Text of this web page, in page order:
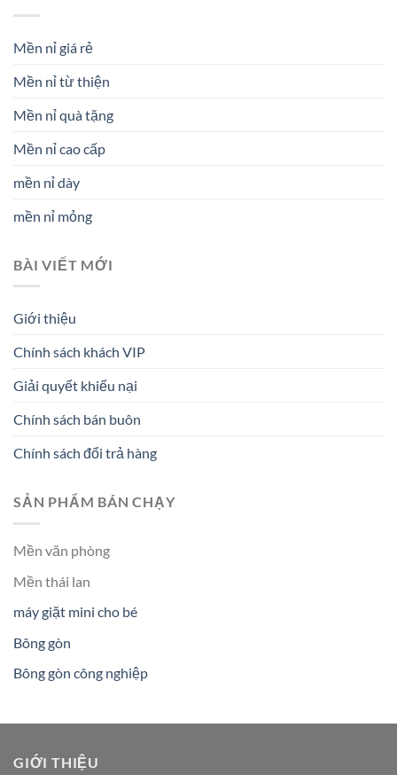
Mền nỉ giá rẻ
Mền nỉ từ thiện
Mền nỉ quà tặng
Mền nỉ cao cấp
mền nỉ dày
mền nỉ mỏng
BÀI VIẾT MỚI
Giới thiệu
Chính sách khách VIP
Giải quyết khiếu nại
Chính sách bán buôn
Chính sách đổi trả hàng
SẢN PHẨM BÁN CHẠY
Mền văn phòng
Mền thái lan
máy giặt mini cho bé
Bông gòn
Bông gòn công nghiệp
GIỚI THIỆU